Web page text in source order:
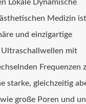
Lokale Dynamische
Medizin ist
und einzigartige
Ultraschallwellen mit
Frequenzen
starke, gleichzeitig
große Poren und